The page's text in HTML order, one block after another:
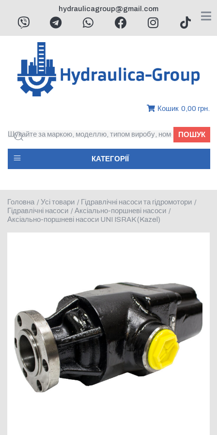
hydraulicagroup@gmail.com
Кошик 0,00 грн.
КАТЕГОРІЇ
ПОШУК
Головна / Усі товари / Гідравлічні насоси та гідромотори /
Гідравлічні насоси / Аксіально-поршневі насоси /
Аксіально-поршневі насоси UNI ISRAK (Kazel)